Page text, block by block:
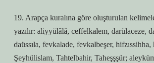
19. Arapça kuralına göre oluşturulan
yazılır: aliyyülâlâ, ceffelkalem, darülaceze,
daüssıla, fevkalade, fevkalbeşer,
Şeyhülislam, Tahtelbahir, Taheşşşür;